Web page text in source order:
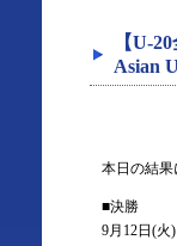
【U-
Asian
本日の結
■決勝
9月12日(火